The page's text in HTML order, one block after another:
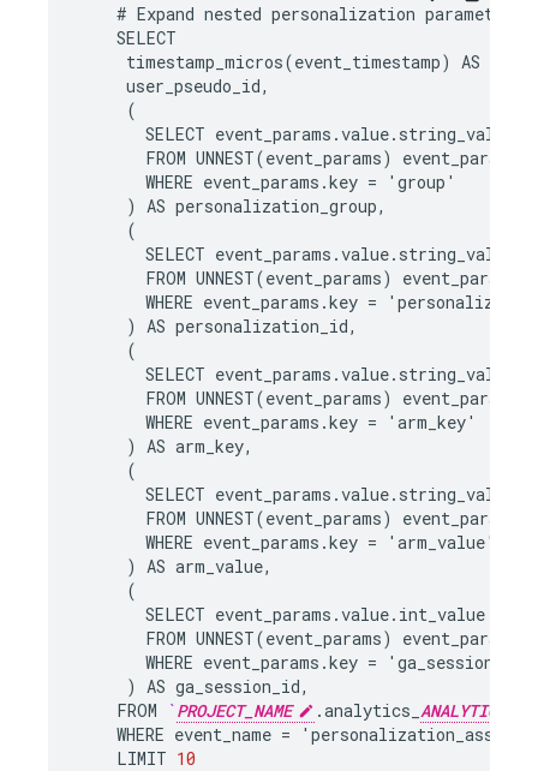
# Expand nested personalization parameters
SELECT
timestamp_micros(event_timestamp) AS
user_pseudo_id,
(
SELECT event_params .value. string_value
FROM UNNEST(event_params)
event_params
WHERE event_params .key = ' group '
)
AS personalization_group,
(
SELECT event_params .value. string_value
FROM UNNEST(event_params)
event_params
WHERE event_params .key = '
)
AS personalization_id,
(
SELECT event_params .value. string_value
FROM UNNEST(event_params)
event_params
WHERE event_params .key = ' arm_key'
)
AS arm_key,
(
SELECT event_params .value. string_value
FROM UNNEST(event_params)
event_params
WHERE event_params .key = ' arm_value'
)
AS arm_value,
(
SELECT event_params .value. int_value
FROM UNNEST(event_params)
event_params
WHERE event_params .key = ' ga_session_id
)
AS ga_session_id,
FROM
`PROJECT_NAME .analytics_
WHERE event_name = '
LIMIT 10